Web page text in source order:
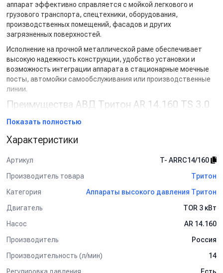
аппарат эффективно справляется с мойкой легкового и
грузового транспорта, спецтехники, оборудования,
производственных помещений, фасадов и других
загрязненных поверхностей.
Исполнение на прочной металлической раме обеспечивает
высокую надежность конструкции, удобство установки и
возможность интеграции аппарата в стационарные моечные
посты, автомойки самообслуживания или производственные
линии.
Преимущества АВД Тритон AR 14.160 TS 3.0
удаления сложных загрязнений.
выполнять большие объемы работ.
длительным сроком службы.
Надежный двигатель 220 В мощностью 3 кВт.
покрытием.
Подходит для длительной ежедневной эксплуатации.
Возможность подключения дополнительных
Область применения
Показать полностью
Характеристики
Артикул
T- ARRC14/160
Производитель товара
Тритон
Категория
Аппараты высокого давления Тритон
Двигатель
TOR 3 кВт
Насос
AR 14.160
Производитель
Россия
Производительность (л/мин)
14
Регулировка давления